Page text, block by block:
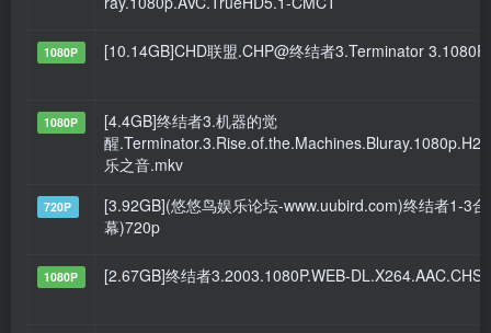
1080P [10.14GB]CHD联盟.CHP@终结者3.Terminator
1080P
[4.4GB]终结者3.机器的觉
醒
乐之音.mkv
720P
[3.92GB](悠悠鸟娱乐论坛-www.uubird.com)终结者1-3
幕)720p
1080P [2.67GB]终结者3.2003.1080P.WEB-